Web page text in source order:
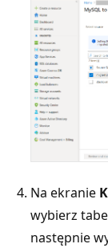
Na ekranie
wybierz
następnie